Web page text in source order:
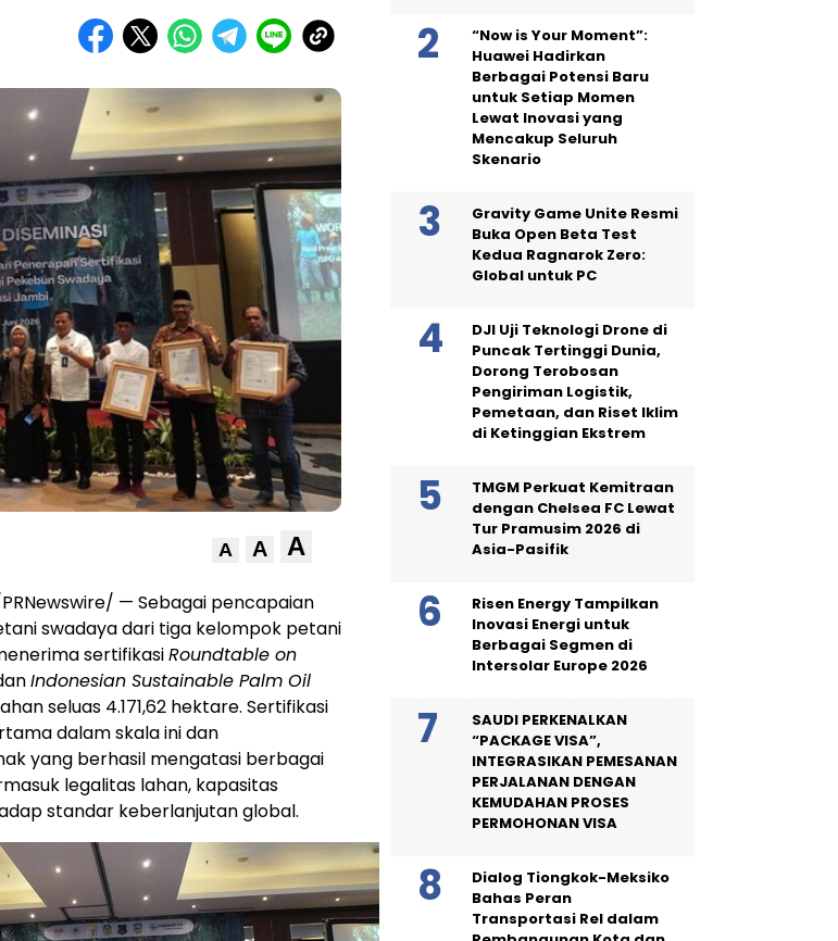
A A A
— Sebagai pencapaian
swadaya dari tiga kelompok petani
sertifikasiRoundtable on
Indonesian Sustainable Palm Oil
seluas 4.171,62 hektare. Sertifikasi
dalam skala ini dan
yang berhasil mengatasi berbagai
legalitas lahan, kapasitas
standar keberlanjutan global.
“Now is Your Moment”:
Huawei Hadirkan
Berbagai Potensi Baru
untuk Setiap Momen
Lewat Inovasi yang
Mencakup Seluruh
Skenario
Gravity Game Unite Resmi
Buka Open Beta Test
Kedua Ragnarok Zero:
Global untuk PC
DJI Uji Teknologi Drone di
Puncak Tertinggi Dunia,
Dorong Terobosan
Pengiriman Logistik,
Pemetaan, dan Riset Iklim
di Ketinggian Ekstrem
TMGM Perkuat Kemitraan
dengan Chelsea FC Lewat
Tur Pramusim 2026 di
Asia-Pasifik
Risen Energy Tampilkan
Inovasi Energi untuk
Berbagai Segmen di
Intersolar Europe 2026
SAUDI PERKENALKAN
“PACKAGE VISA”,
INTEGRASIKAN PEMESANAN
PERJALANAN DENGAN
KEMUDAHAN PROSES
PERMOHONAN VISA
Dialog Tiongkok-Meksiko
Bahas Peran
Transportasi Rel dalam